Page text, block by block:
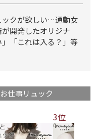
ックが欲しい…通勤女
開発したオリジナ
「これは入る？」等
仕事リュック
3位